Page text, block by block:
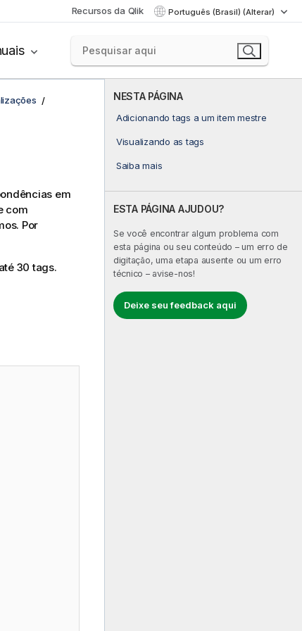
Recursos da Qlik Português (Brasil) (Alterar)
NESTA PÁGINA
Adicionando tags a um item mestre
Visualizando as tags
Saiba mais
ESTA PÁGINA AJUDOU?
Se você encontrar algum problema com
esta página ou seu conteúdo – um erro de
digitação, uma etapa ausente ou um erro
técnico – avise-nos!
Deixe seu feedback aqui
em
com
Por
30 tags.